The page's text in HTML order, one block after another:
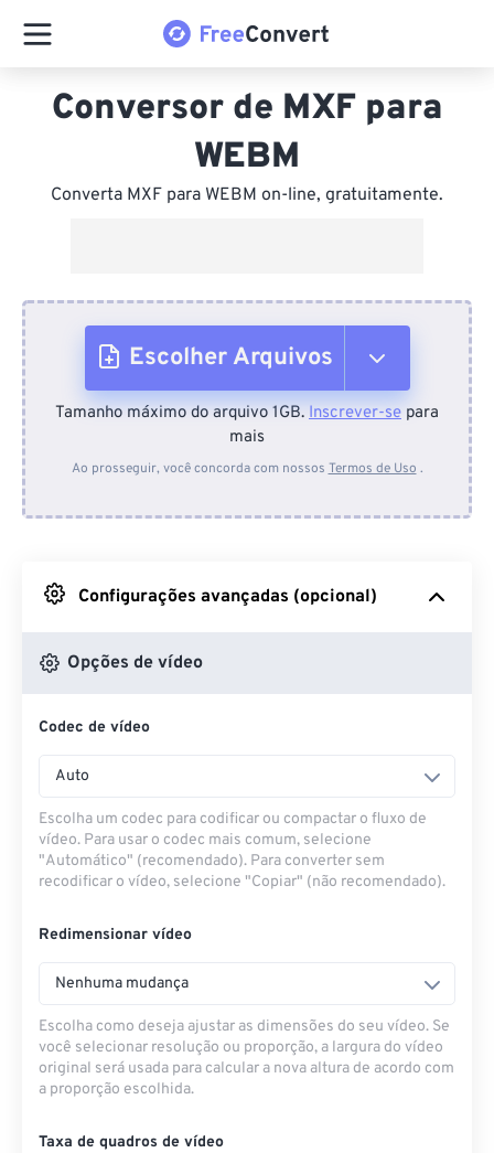
Conversor de MXF para
WEBM
Converta MXF para WEBM on-line, gratuitamente.
Escolher Arquivos
Do dispositivo
Do Google Drive
Do OneDrive
Tamanho máximo do arquivo 1GB. Inscrever-se para
mais
Ao prosseguir, você concorda com nossos Termos de Uso .
Configurações avançadas (opcional)
Opções de vídeo
Codec de vídeo
Auto
Escolha um codec para codificar ou compactar o fluxo de
vídeo. Para usar o codec mais comum, selecione
"Automático" (recomendado). Para converter sem
recodificar o vídeo, selecione "Copiar" (não recomendado).
Redimensionar vídeo
Nenhuma mudança
Escolha como deseja ajustar as dimensões do seu vídeo. Se
você selecionar resolução ou proporção, a largura do vídeo
original será usada para calcular a nova altura de acordo com
a proporção escolhida.
Taxa de quadros de vídeo